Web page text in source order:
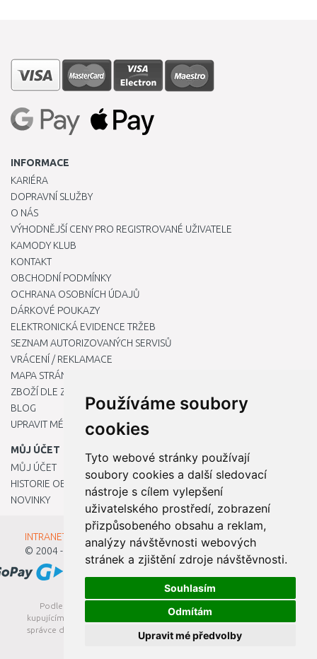
Používáme soubory
cookies
Tyto webové stránky používají
soubory cookies a další sledovací
nástroje s cílem vylepšení
uživatelského prostředí, zobrazení
přizpůsobeného obsahu a reklam,
analýzy návštěvnosti webových
stránek a zjištění zdroje návštěvnosti.
Souhlasím
Odmítám
Upravit mé předvolby
INFORMACE
KARIÉRA
DOPRAVNÍ SLUŽBY
O NÁS
VÝHODNĚJŠÍ CENY PRO REGISTROVANÉ UŽIVATELE
KAMODY KLUB
KONTAKT
OBCHODNÍ PODMÍNKY
OCHRANA OSOBNÍCH ÚDAJŮ
DÁRKOVÉ POUKAZY
ELEKTRONICKÁ EVIDENCE TRŽEB
SEZNAM AUTORIZOVANÝCH SERVISŮ
VRÁCENÍ / REKLAMACE
MAPA STRÁNKY
ZBOŽÍ DLE ZNAČEK
BLOG
UPRAVIT MÉ PŘEDVOLBY COOKIES
MŮJ ÚČET
MŮJ ÚČET
HISTORIE OBJEDNÁVEK
NOVINKY
INTRANET - Přihlášení pro zaměstnance
© 2004 - 2026
Kamody s.r.o.
Podle zákona o evidenci tržeb je prodávající povinen vystavit
kupujícímu účtenku. Zároveň je povinen zaevidovat přijatou tržbu u
správce daně online; v případě technického výpadku pak nejpozději
do 48 hodin.